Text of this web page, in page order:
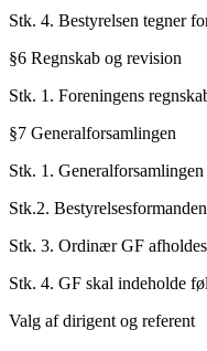
Stk. 4. Bestyrelsen tegner
§6 Regnskab og revision
Stk. 1. Foreningens
§7 Generalforsamlingen
Stk. 1.
Stk.2.
Stk. 3. Ordinær GF
Stk. 4. GF skal indeholde
Valg af dirigent og referent